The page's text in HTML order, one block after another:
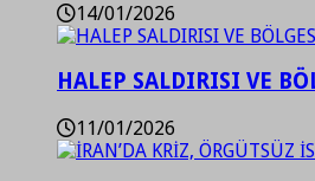
14/01/2026
HALEP SALDIRISI VE
11/01/2026